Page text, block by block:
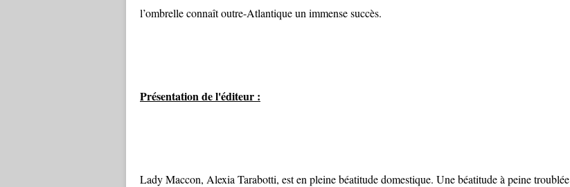
l’ombrelle connaît outre-Atlantique un immense succès.
Présentation de l'éditeur :
Lady Maccon, Alexia Tarabotti, est en pleine béatitude domestique. Une béatitude à peine troublée